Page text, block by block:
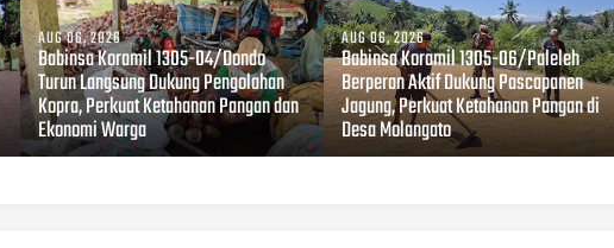
AUG 06, 2026
Babinsa Koramil 1305-04/Dondo
Turun Langsung Dukung Pengolahan
Kopra, Perkuat Ketahanan Pangan dan
Ekonomi Warga
AUG 06, 2026
Babinsa Koramil 1305-06/Paleleh
Berperan Aktif Dukung Pascapanen
Jagung, Perkuat Ketahanan Pangan di
Desa Molangato